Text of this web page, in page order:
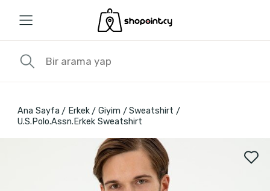
Ana Sayfa Erkek Giyim
Sweatshirt
U.S.Polo.Assn.Erkek Sweatshirt